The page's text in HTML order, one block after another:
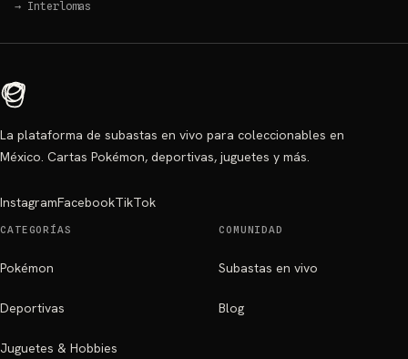
→ Interlomas
La plataforma de subastas en vivo para coleccionables en
México. Cartas Pokémon, deportivas, juguetes y más.
InstagramFacebookTikTok
CATEGORÍAS
Pokémon
Deportivas
Juguetes & Hobbies
COMUNIDAD
Subastas en vivo
Blog